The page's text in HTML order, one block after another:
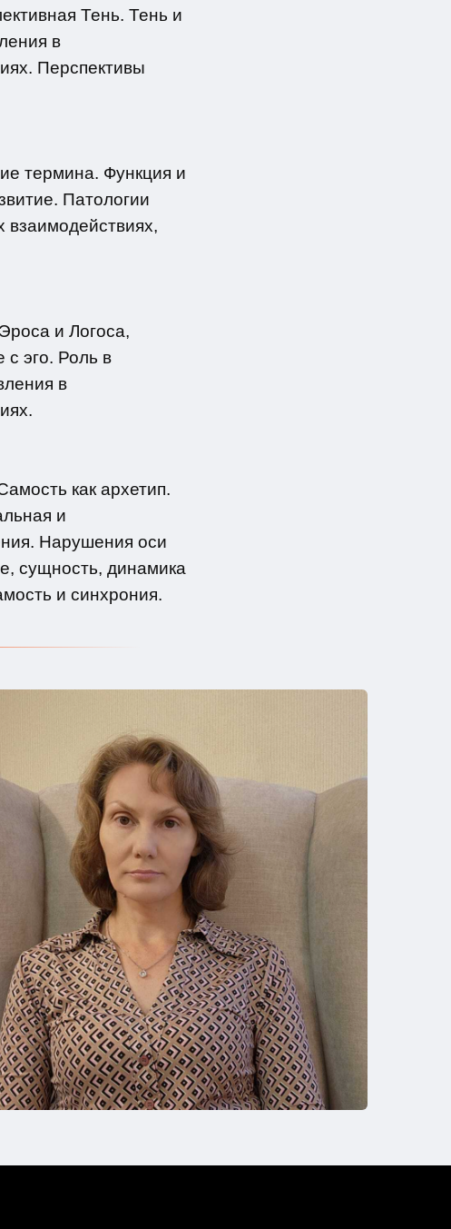
Тень. Тень и
в
Перспективы
термина. Функция и
Патологии
и Логоса,
эго. Роль в
в
как архетип.
и
Нарушения оси
сущность, динамика
и синхрония.